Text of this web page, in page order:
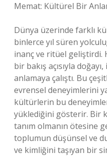
Memat: Kültürel Bir
Dünya üzerinde farklı
binlerce yıl süren
inanç ve ritüel geliştirdi.
bir bakış açısıyla
anlamaya çalıştı. Bu
evrensel deneyimlerini
kültürlerin bu
yüklediğini gösterir. Bir
tanım olmanın ötesine
toplumun düşünsel ve
ve kimliğini taşıyan bir